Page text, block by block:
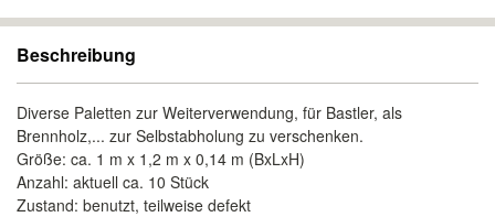
Beschreibung
Diverse Paletten zur Weiterverwendung, für Bastler, als
Brennholz,... zur Selbstabholung zu verschenken.
Größe: ca. 1 m x 1,2 m x 0,14 m (BxLxH)
Anzahl: aktuell ca. 10 Stück
Zustand: benutzt, teilweise defekt